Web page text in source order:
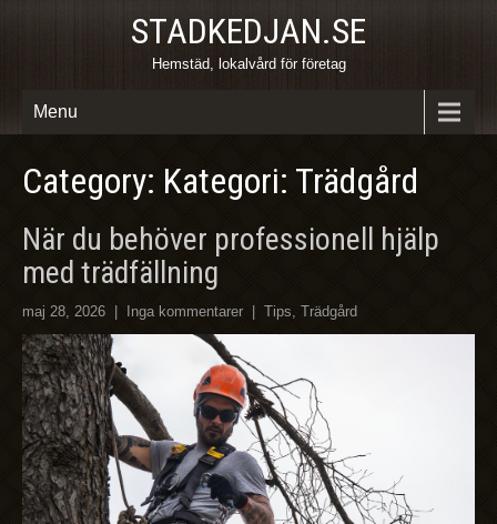
STADKEDJAN.SE
Hemstäd, lokalvård för företag
Menu
Category: Kategori: Trädgård
När du behöver professionell hjälp
med trädfällning
maj 28, 2026 Inga kommentarer Tips, Trädgård